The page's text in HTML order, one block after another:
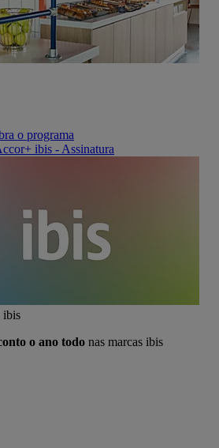
o programa
ibis - Assinatura
ibis
o ano todo nas marcas ibis